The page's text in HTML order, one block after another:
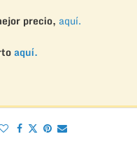
precio, aquí.
aquí.